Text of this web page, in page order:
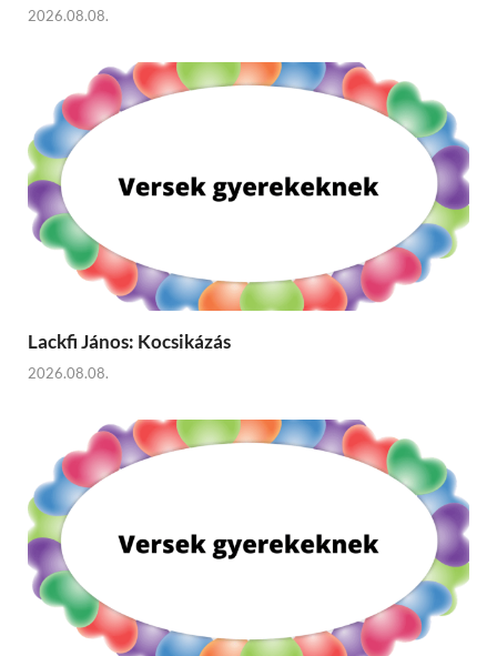
2026.08.08.
Lackfi János: Kocsikázás
2026.08.08.